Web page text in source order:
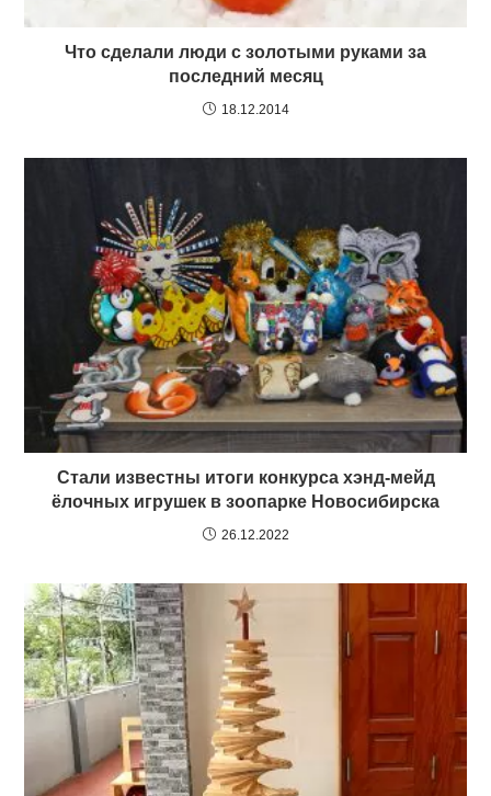
Что сделали люди с золотыми руками за
последний месяц
18.12.2014
Стали известны итоги конкурса хэнд-мейд
ёлочных игрушек в зоопарке Новосибирска
26.12.2022